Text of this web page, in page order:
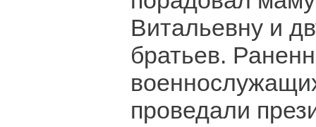
Витальевну и
братьев.
проведали